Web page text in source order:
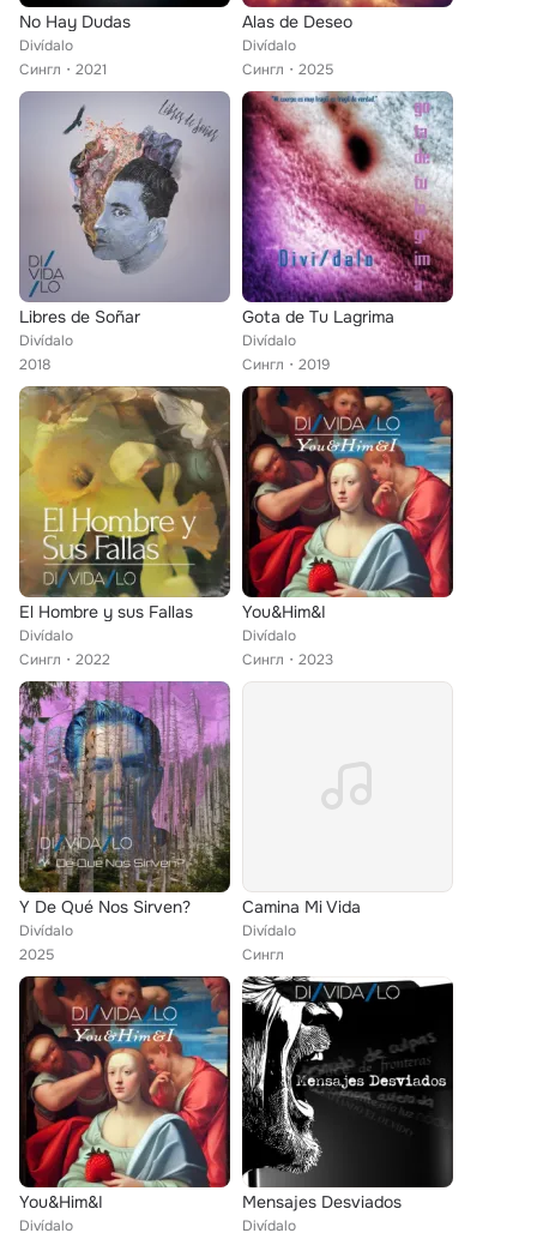
No Hay Dudas
Divídalo
Сингл
2021
Alas de Deseo
Divídalo
Сингл
2025
Libres de Soñar
Divídalo
2018
Gota de Tu Lagrima
Divídalo
Сингл
2019
El Hombre y sus Fallas
Divídalo
Сингл
2022
You&Him&I
Divídalo
Сингл
2023
Y De Qué Nos Sirven?
Divídalo
2025
Camina Mi Vida
Divídalo
Сингл
You&Him&I
Divídalo
Mensajes Desviados
Divídalo